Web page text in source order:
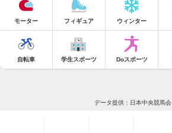
モーター フィギュア ウィンター
自転車 学生スポーツ Doスポーツ
データ提供：日本中央競馬会